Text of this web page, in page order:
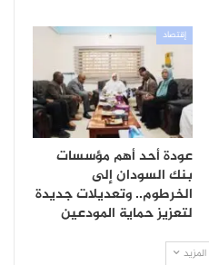
إقتصاد
عودة أحد أهم مؤسسات
بنك السودان إلى
الخرطوم.. وتعديلات جديدة
لتعزيز حماية المودعين